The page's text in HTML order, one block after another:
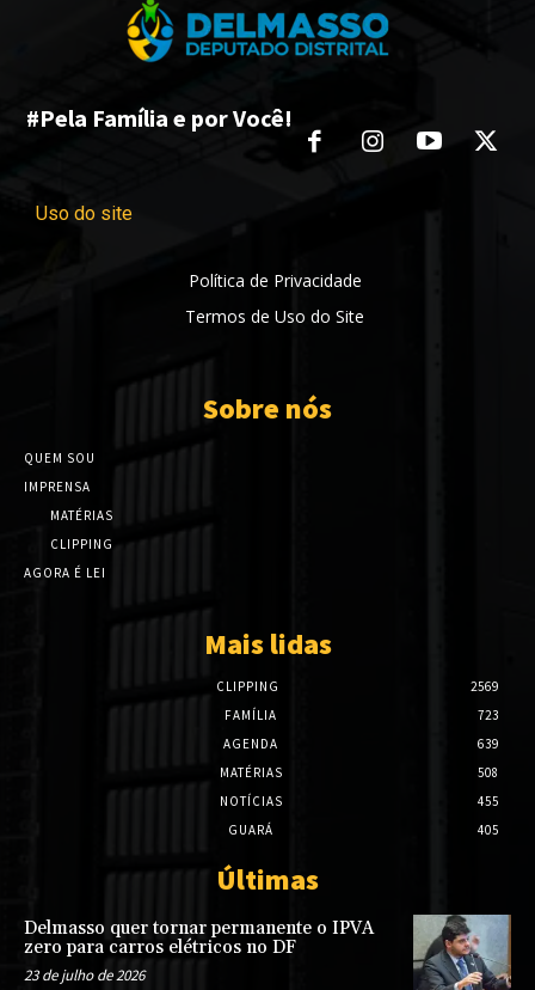
#Pela Família e por Você!
Uso do site
Política de Privacidade
Termos de Uso do Site
Sobre nós
QUEM SOU
IMPRENSA
MATÉRIAS
CLIPPING
AGORA É LEI
Mais lidas
CLIPPING
2569
FAMÍLIA
723
AGENDA
639
MATÉRIAS
508
NOTÍCIAS
455
GUARÁ
405
Últimas
Delmasso quer tornar permanente o IPVA
zero para carros elétricos no DF
23 de julho de 2026